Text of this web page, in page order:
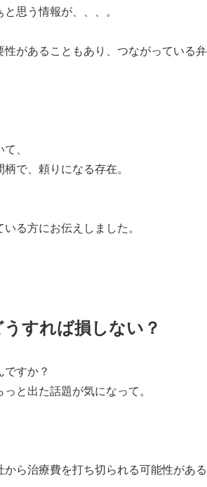
思う情報が、、、。
があることもあり、つながっている
、
で、頼りになる存在。
る方にお伝えしました。
すれば損しない？
すか？
と出た話題が気になって。
ら治療費を打ち切られる可能性がある